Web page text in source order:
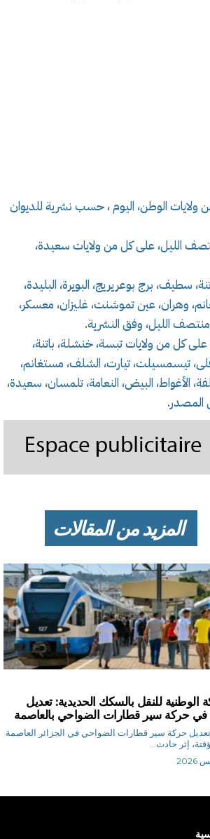
ولايات الوطن، اليوم ، حسب نشرية للديوان
الليل، على كل من ولايات سعيدة،
سطيف، برج بوعريريج، البويرة، البليدة،
وهران، عين تموشنت، غليزان، معسكر،
منتصف الليل، وفق النشرية.
كل من ولايات تبسة، خنشلة، باتنة،
تيسمسيلت، تيارت، الشلف، مستغانم،
الأغواط، البيض، النعامة، تلمسان، سعيدة،
المصدر.
المزيد من المقالات
الوطنية للنقل بالسكك الحديدية: تعديل
حركة سير قطارات الضواحي بالعاصمة
تعديل حركة سير قطارات الضواحي في الجزائر العاصمة
إثر حادث...